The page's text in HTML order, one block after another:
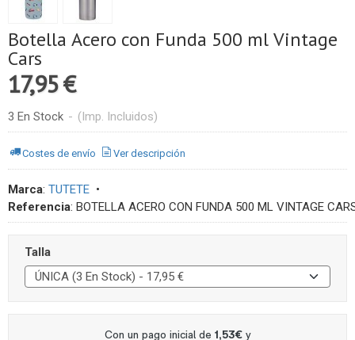
Botella Acero con Funda 500 ml Vintage
Cars
17,95 €
3 En Stock - (Imp. Incluidos)
Costes de envío Ver descripción
Marca: TUTETE •
Referencia: BOTELLA ACERO CON FUNDA 500 ML VINTAGE
Talla